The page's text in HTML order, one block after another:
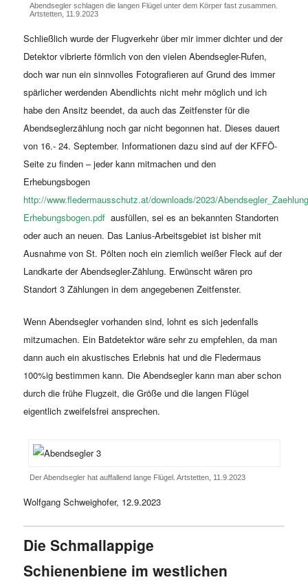
Abendsegler schlagen die langen Flügel unter dem Körper fast zusammen.
Artstetten, 11.9.2023
Schließlich wurde der Flugverkehr über mir immer dichter und der
Detektor vibrierte förmlich von den vielen Abendsegler-Rufen,
doch war nun ein sinnvolles Fotografieren auf Grund des immer
spärlicher werdenden Abendlichts nicht mehr möglich und ich
habe den Ansitz beendet, da auch das Zeitfenster für die
Abendseglerzählung noch gar nicht begonnen hat. Dieses dauert
von 16.- 24. September. Informationen dazu sind auf der KFFÖ-
Seite zu finden – jeder kann mitmachen und den
Erhebungsbogen
http://www.fledermausschutz.at/downloads/2023/
Erhebungsbogen.pdf ausfüllen, sei es an bekannten Standorten
oder auch an neuen. Das Lanius-Arbeitsgebiet ist bisher mit
Ausnahme von St. Pölten noch ein ziemlich weißer Fleck auf der
Landkarte der Abendsegler-Zählung. Erwünscht wären pro
Standort 3 Zählungen in dem angegebenen Zeitfenster.
Wenn Abendsegler vorhanden sind, lohnt es sich jedenfalls
mitzumachen. Ein Batdetektor wäre sehr zu empfehlen, da man
dann auch ein akustisches Erlebnis hat und die Fledermaus
100%ig bestimmen kann. Die Abendsegler kann man aber schon
durch die frühe Flugzeit, die Größe und die langen Flügel
eigentlich zweifelsfrei ansprechen.
Der Abendsegler hat auffallend lange Flügel. Artstetten, 11.9.2023
Wolfgang Schweighofer, 12.9.2023
Die Schmallappige
Schienenbiene im westlichen